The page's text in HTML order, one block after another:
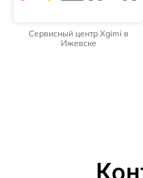
Сервисный центр Xgimi в
Ижевске